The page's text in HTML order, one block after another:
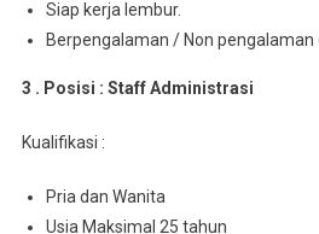
Siap kerja lembur.
Berpengalaman / Non pengalaman
3 . Posisi : Staff Administrasi
Kualifikasi :
Pria dan Wanita
Usia Maksimal 25 tahun